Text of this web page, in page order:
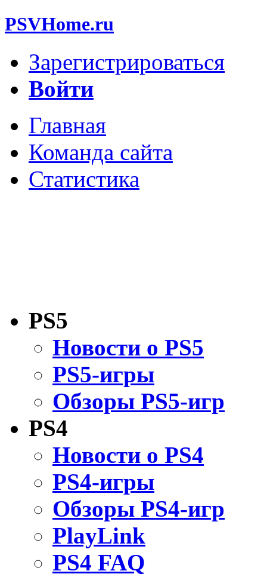
PSVHome.ru
Зарегистрироваться
Войти
Главная
Команда сайта
Статистика
PS5
Новости о PS5
PS5-игры
Обзоры PS5-игр
PS4
Новости о PS4
PS4-игры
Обзоры PS4-игр
PlayLink
PS4 FAQ